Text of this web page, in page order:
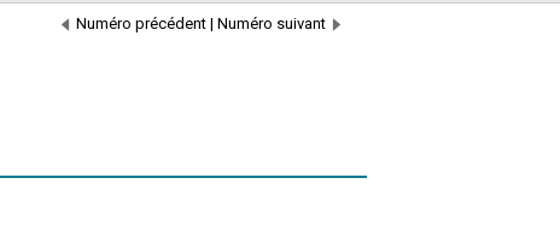
Numéro précédent | Numéro suivant